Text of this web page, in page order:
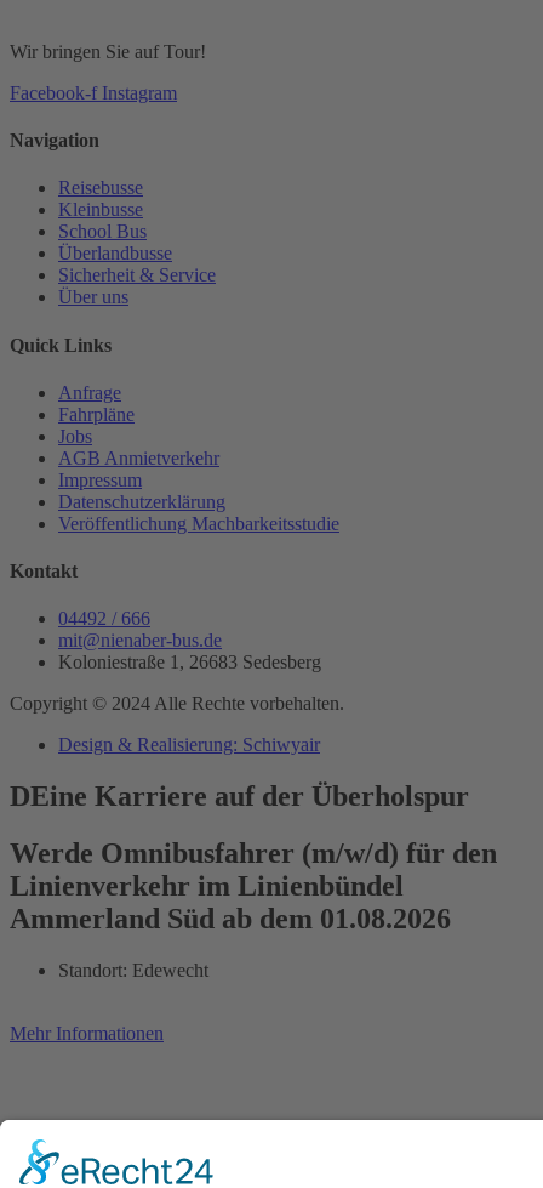
Wir bringen Sie auf Tour!
Facebook-f Instagram
Navigation
Reisebusse
Kleinbusse
School Bus
Überlandbusse
Sicherheit & Service
Über uns
Quick Links
Anfrage
Fahrpläne
Jobs
AGB Anmietverkehr
Impressum
Datenschutzerklärung
Veröffentlichung Machbarkeitsstudie
Kontakt
04492 / 666
mit@nienaber-bus.de
Koloniestraße 1, 26683 Sedesberg
Copyright © 2024 Alle Rechte vorbehalten.
Design & Realisierung: Schiwyair
DEine Karriere auf der Überholspur
Werde Omnibusfahrer (m/w/d) für den
Linienverkehr im Linienbündel
Ammerland Süd ab dem 01.08.2026
Standort: Edewecht
Mehr Informationen